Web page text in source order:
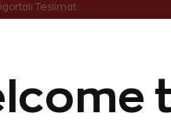
Teslimat
Çok Satanlar